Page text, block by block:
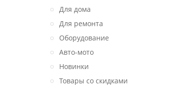
Для дома
Для ремонта
Оборудование
Авто-мото
Новинки
Товары со скидками